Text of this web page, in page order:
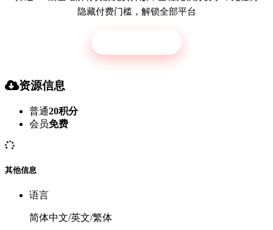
隐藏付费门槛，解锁全部平台
资源信息
普通20积分
会员免费
其他信息
语言
简体中文/英文/繁体